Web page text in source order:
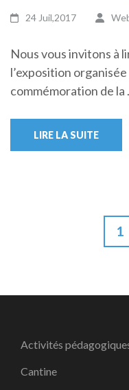
24 Juil,2017
Nous vous invitons à
l’exposition
commémoration de la
LIRE LA SUITE
1
Activités
Cantine